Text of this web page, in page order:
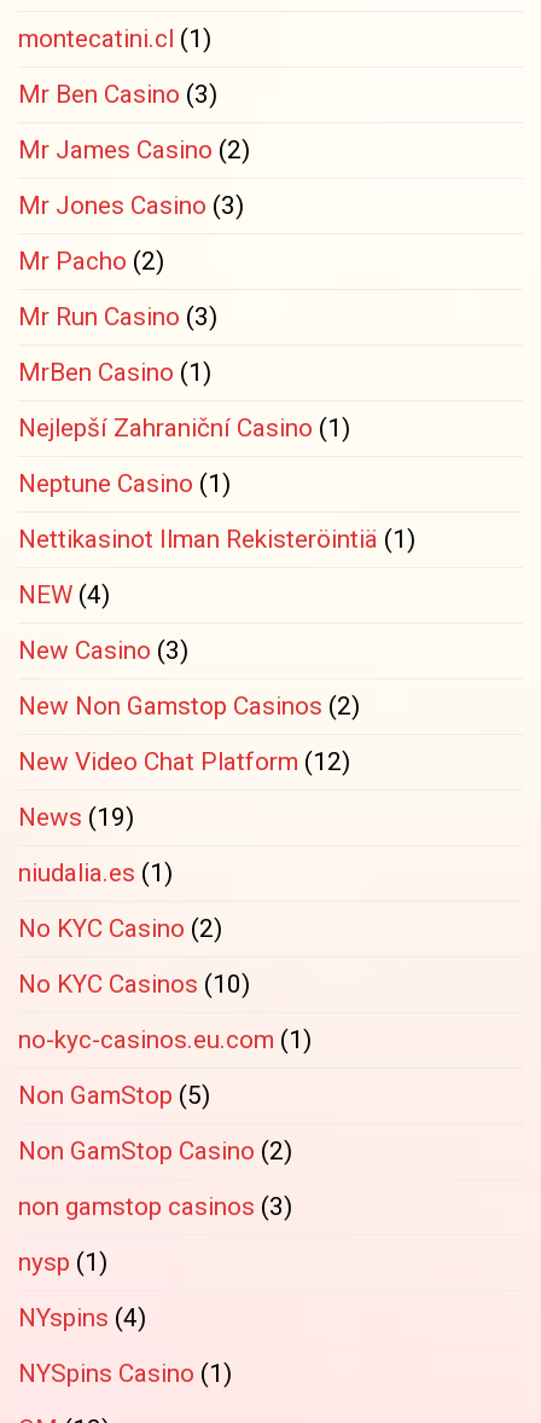
montecatini.cl (1)
Mr Ben Casino (3)
Mr James Casino (2)
Mr Jones Casino (3)
Mr Pacho (2)
Mr Run Casino (3)
MrBen Casino (1)
Nejlepší Zahraniční Casino (1)
Neptune Casino (1)
Nettikasinot Ilman Rekisteröintiä (1)
NEW (4)
New Casino (3)
New Non Gamstop Casinos (2)
New Video Chat Platform (12)
News (19)
niudalia.es (1)
No KYC Casino (2)
No KYC Casinos (10)
no-kyc-casinos.eu.com (1)
Non GamStop (5)
Non GamStop Casino (2)
non gamstop casinos (3)
nysp (1)
NYspins (4)
NYSpins Casino (1)